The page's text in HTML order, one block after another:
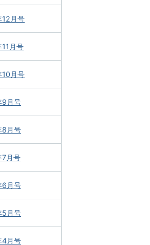
12月号
月号
10月号
9月号
8月号
7月号
6月号
5月号
4月号